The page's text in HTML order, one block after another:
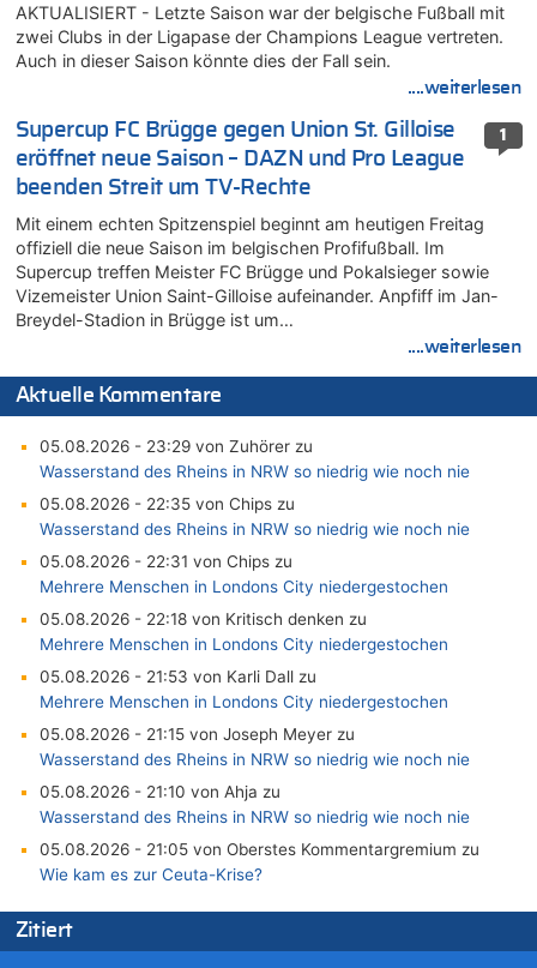
AKTUALISIERT - Letzte Saison war der belgische Fußball mit
zwei Clubs in der Ligapase der Champions League vertreten.
Auch in dieser Saison könnte dies der Fall sein.
....weiterlesen
1
Supercup FC Brügge gegen Union St. Gilloise
eröffnet neue Saison – DAZN und Pro League
beenden Streit um TV-Rechte
Mit einem echten Spitzenspiel beginnt am heutigen Freitag
offiziell die neue Saison im belgischen Profifußball. Im
Supercup treffen Meister FC Brügge und Pokalsieger sowie
Vizemeister Union Saint-Gilloise aufeinander. Anpfiff im Jan-
Breydel-Stadion in Brügge ist um…
....weiterlesen
Aktuelle Kommentare
05.08.2026 - 23:29 von Zuhörer zu
Wasserstand des Rheins in NRW so niedrig wie noch nie
05.08.2026 - 22:35 von Chips zu
Wasserstand des Rheins in NRW so niedrig wie noch nie
05.08.2026 - 22:31 von Chips zu
Mehrere Menschen in Londons City niedergestochen
05.08.2026 - 22:18 von Kritisch denken zu
Mehrere Menschen in Londons City niedergestochen
05.08.2026 - 21:53 von Karli Dall zu
Mehrere Menschen in Londons City niedergestochen
05.08.2026 - 21:15 von Joseph Meyer zu
Wasserstand des Rheins in NRW so niedrig wie noch nie
05.08.2026 - 21:10 von Ahja zu
Wasserstand des Rheins in NRW so niedrig wie noch nie
05.08.2026 - 21:05 von Oberstes Kommentargremium zu
Wie kam es zur Ceuta-Krise?
Aachen ab 11. August wieder Mekka des Pferdesports –
Belgien setzt bei Reit-WM auf starke Springreiter
Zitiert